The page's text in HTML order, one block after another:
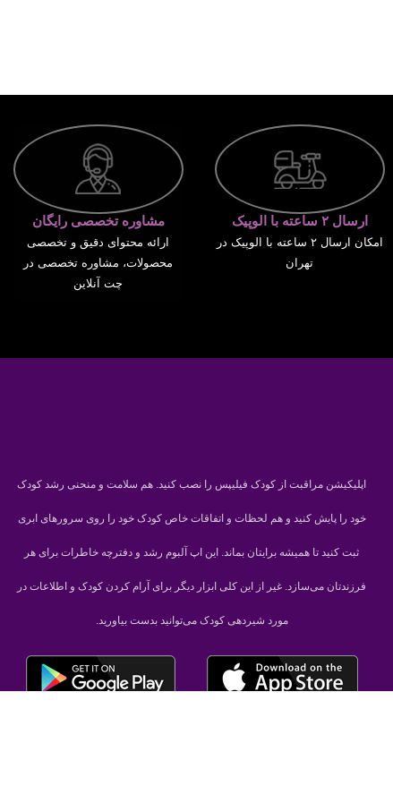
ارسال ۲ ساعته با الوپیک
امکان ارسال ۲ ساعته با الوپیک در
تهران
مشاوره تخصصی رایگان
ارائه محتوای دقیق و تخصصی
محصولات، مشاوره تخصصی در
چت آنلاین
اپلیکیشن مراقبت از کودک فیلیپس را نصب کنید. هم سلامت و منحنی رشد کودک
خود را پایش کنید و هم لحظات و اتفاقات خاص کودک خود را روی سرورهای ابری
ثبت کنید تا همیشه برایتان بماند. این اپ آلبوم رشد و دفترچه خاطرات برای هر
فرزندتان می‌سازد. غیر از این کلی ابزار دیگر برای آرام کردن کودک و اطلاعات در
مورد شیردهی کودک می‌توانید بدست بیاورید.